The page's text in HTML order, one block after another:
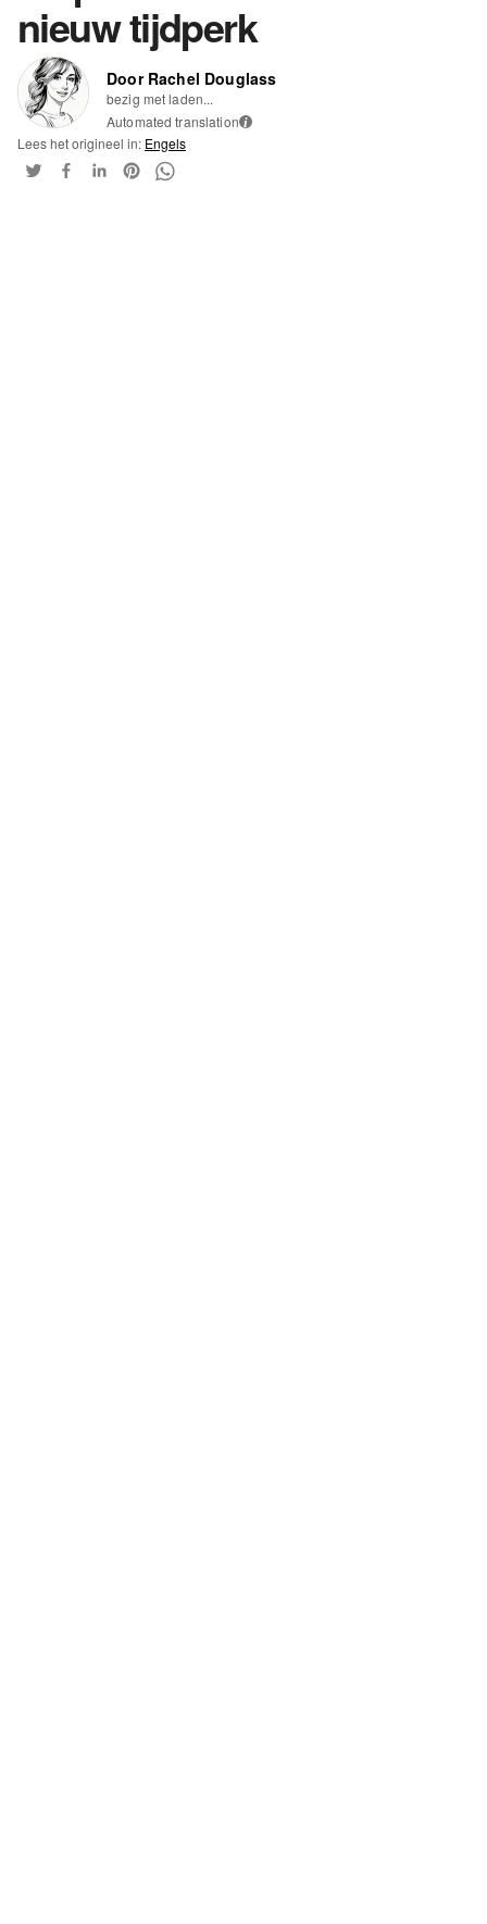
nieuw tijdperk
Door Rachel Douglass
bezig met laden...
Automated translation i
Lees het origineel in: Engels